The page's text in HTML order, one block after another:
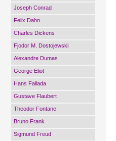
Joseph Conrad
Felix Dahn
Charles Dickens
Fjodor M. Dostojewski
Alexandre Dumas
George Eliot
Hans Fallada
Gustave Flaubert
Theodor Fontane
Bruno Frank
Sigmund Freud